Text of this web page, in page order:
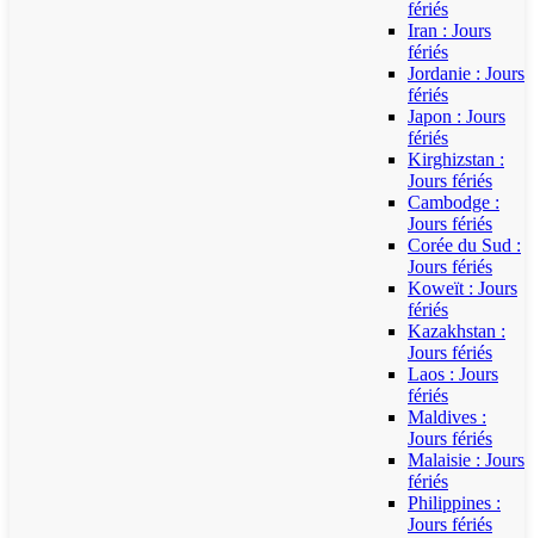
fériés
Iran : Jours
fériés
Jordanie : Jours
fériés
Japon : Jours
fériés
Kirghizstan :
Jours fériés
Cambodge :
Jours fériés
Corée du Sud :
Jours fériés
Koweït : Jours
fériés
Kazakhstan :
Jours fériés
Laos : Jours
fériés
Maldives :
Jours fériés
Malaisie : Jours
fériés
Philippines :
Jours fériés